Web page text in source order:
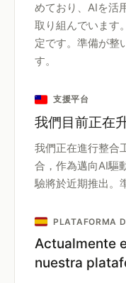
めており、AIを活
取り組んでいます
定です。準備が整
す。
支援平台
我們目前正在
我們正在進行整合
合，作為邁向AI驅
驗將於近期推出。
PLATAFORMA
Actualmente
nuestra